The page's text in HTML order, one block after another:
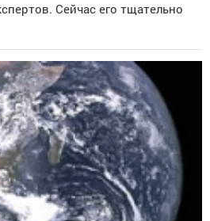
Сейчас его тщательно